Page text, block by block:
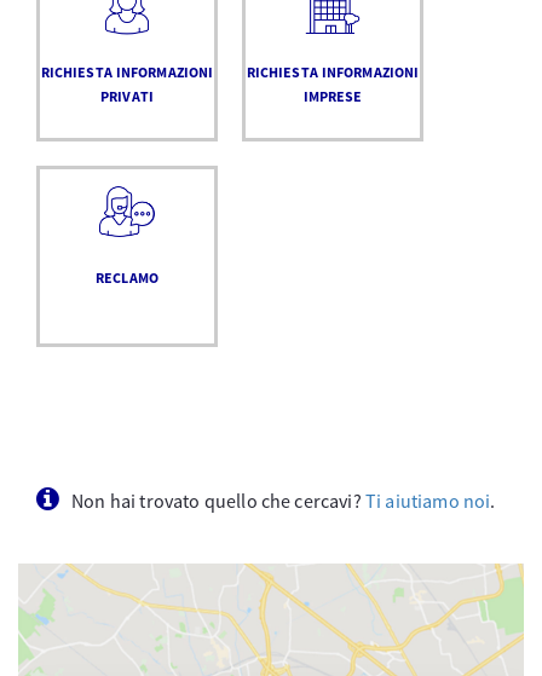
RICHIESTA INFORMAZIONI
PRIVATI
RICHIESTA INFORMAZIONI
IMPRESE
RECLAMO
Non hai trovato quello che cercavi? Ti aiutiamo noi.